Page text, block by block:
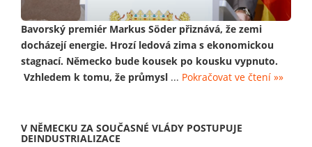
Bavorský premiér Markus Söder přiznává, že zemi
docházejí energie. Hrozí ledová zima s ekonomickou
stagnací. Německo bude kousek po kousku vypnuto.
Vzhledem k tomu, že průmysl ... Pokračovat ve čtení »»
V NĚMECKU ZA SOUČASNÉ VLÁDY POSTUPUJE
DEINDUSTRIALIZACE